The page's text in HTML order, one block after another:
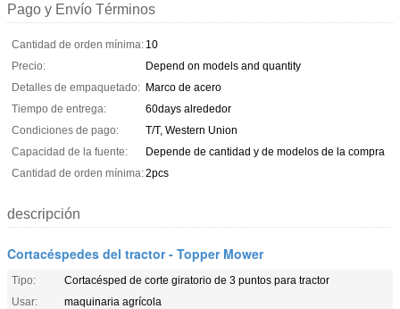
Pago y Envío Términos
Cantidad de orden mínima: 10
Precio:
Depend on models and quantity
Detalles de empaquetado: Marco de acero
Tiempo de entrega:
60days alrededor
Condiciones de pago:
T/T, Western Union
Capacidad de la fuente:
Depende de cantidad y de modelos de la compra
Cantidad de orden mínima:2pcs
descripción
Cortacéspedes del tractor - Topper Mower
Tipo:
Cortacésped de corte giratorio de 3 puntos para tractor
Usar:
maquinaria agrícola